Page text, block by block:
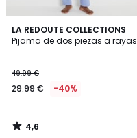
LA REDOUTE COLLECTIONS
Pijama de dos piezas a rayas
49.99 €
29.99 € -40%
4,6
/ 5
4,6
/